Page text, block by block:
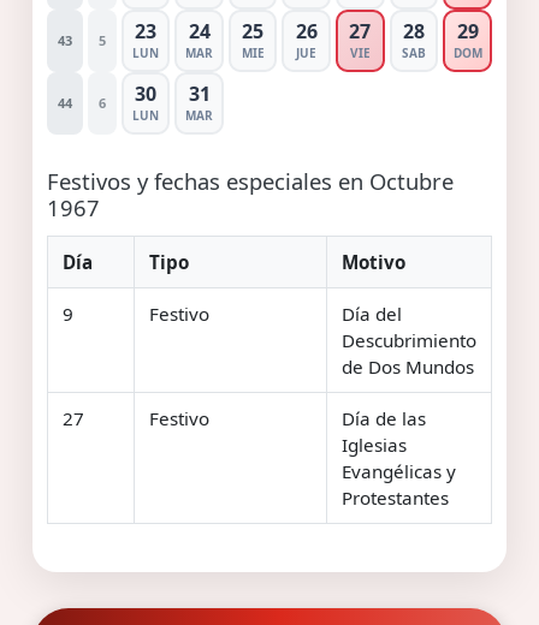
43 5 23
LUN
24
MAR
25
MIE
26
JUE
27
VIE
28
SAB
29
DOM
44 6 30
LUN
31
MAR
Festivos y fechas especiales en Octubre
1967
Día Tipo Motivo
9 Festivo
Día del
Descubrimiento
de Dos Mundos
27 Festivo
Día de las
Iglesias
Evangélicas y
Protestantes